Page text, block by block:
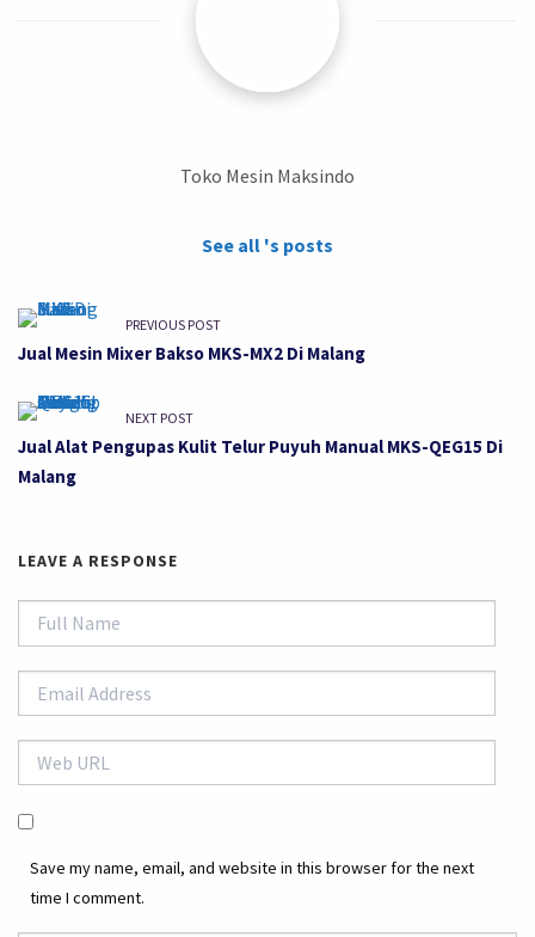
Toko Mesin Maksindo
See all 's posts
PREVIOUS POST
Jual Mesin Mixer Bakso MKS-MX2 Di Malang
NEXT POST
Jual Alat Pengupas Kulit Telur Puyuh Manual MKS-QEG15 Di
Malang
LEAVE A RESPONSE
Save my name, email, and website in this browser for the next
time I comment.